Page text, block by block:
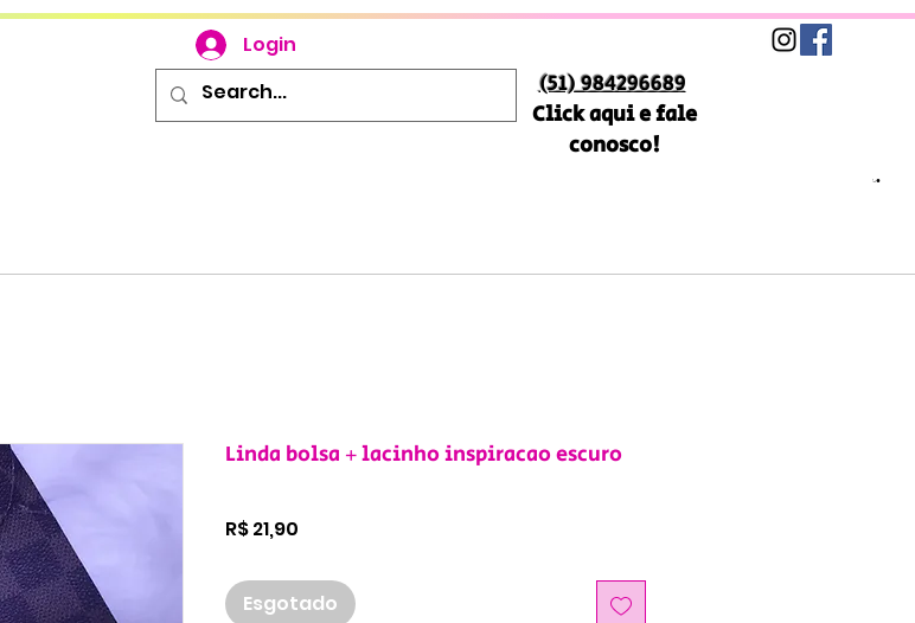
Login
(51) 984296689
Click aqui e fale
conosco!
Linda bolsa + lacinho inspiracao escuro
R$ 21,90
Esgotado